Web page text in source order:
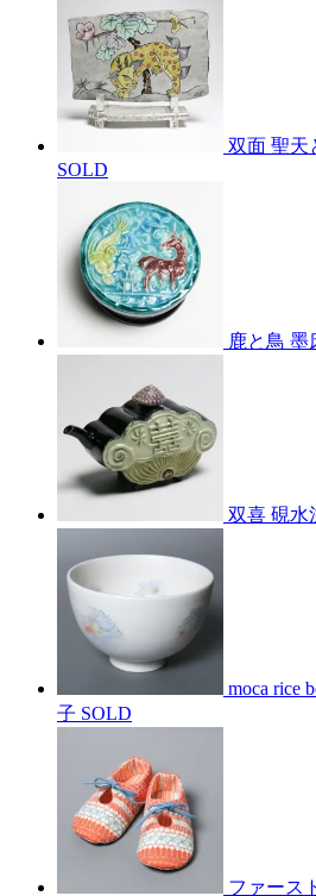
双面 聖天
SOLD
鹿と鳥 墨
双喜 硯水
moca rice
子 SOLD
ファース